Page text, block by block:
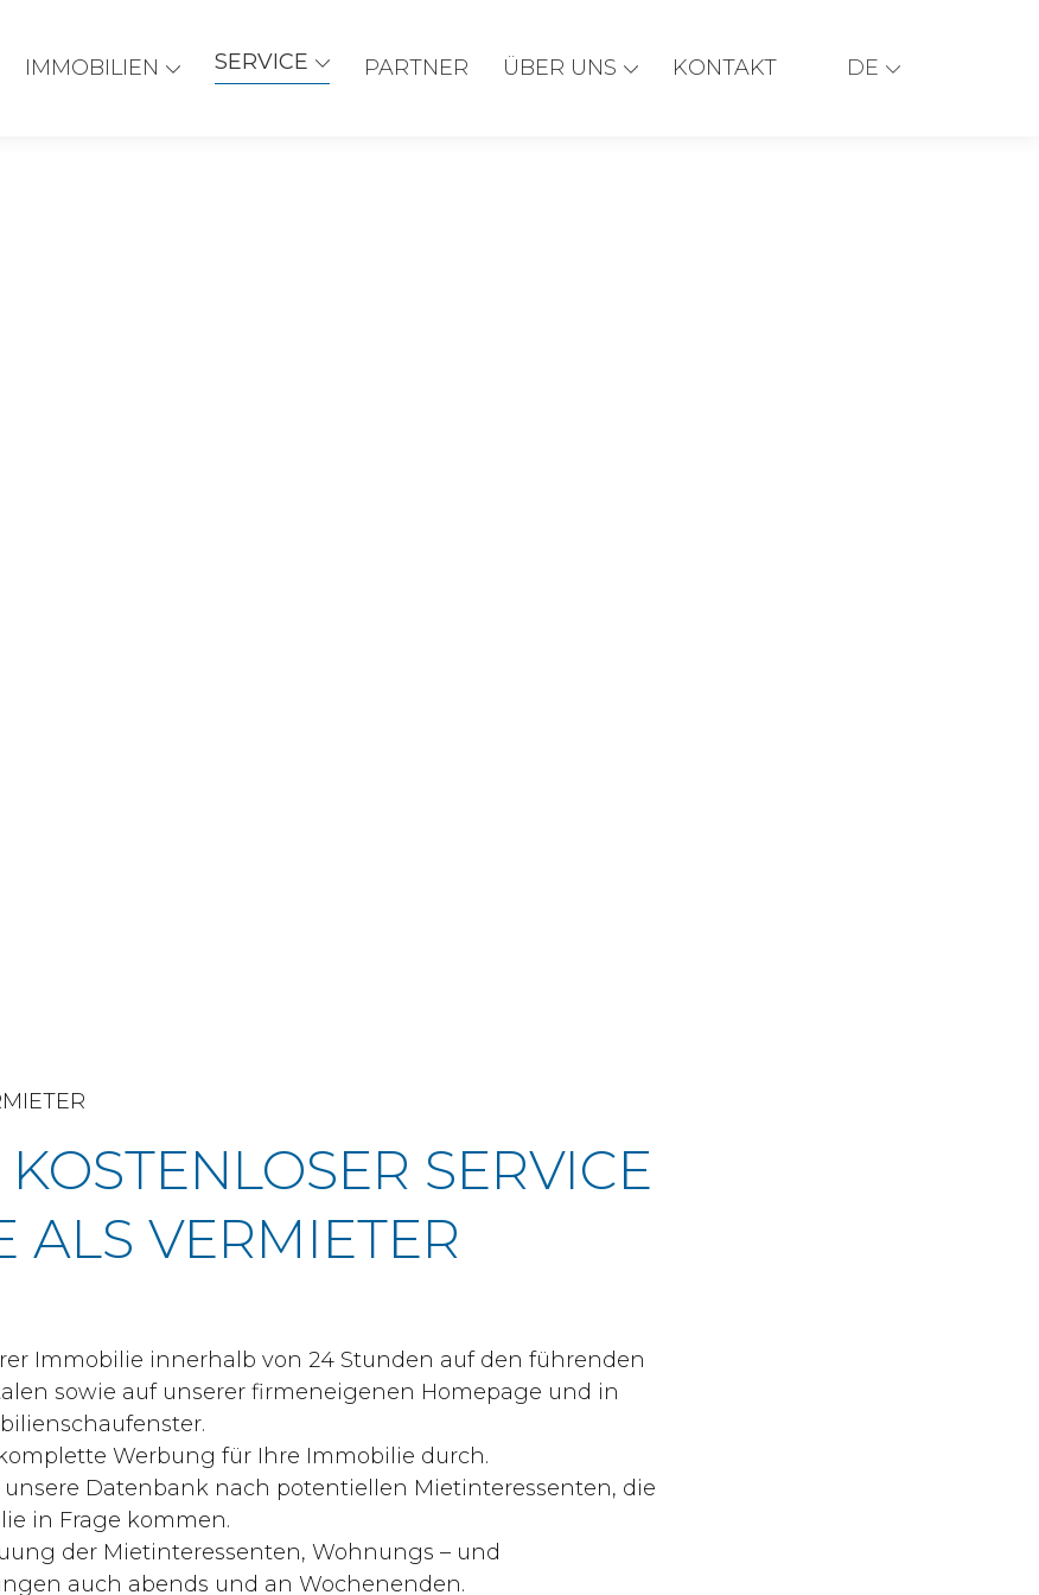
IMMOBILIEN SERVICE PARTNER ÜBER UNS KONTAKT DE
SERVICE
ALS VERMIETER
Immobilie innerhalb von 24 Stunden auf den führenden
sowie auf unserer firmeneigenen Homepage und in
Werbung für Ihre Immobilie durch.
Datenbank nach potentiellen Mietinteressenten, die
in Frage kommen.
der Mietinteressenten, Wohnungs – und
auch abends und an Wochenenden.